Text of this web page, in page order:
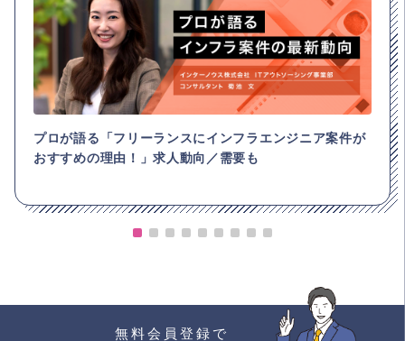
プロが語る「フリーランスにインフラエンジニア案件が
おすすめの理由！」求人動向／需要も
無料会員登録で